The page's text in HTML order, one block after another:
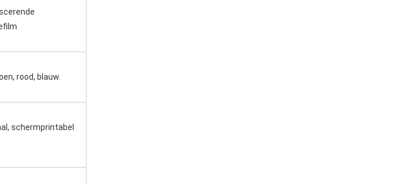
rood, blauw.
schermprintabel